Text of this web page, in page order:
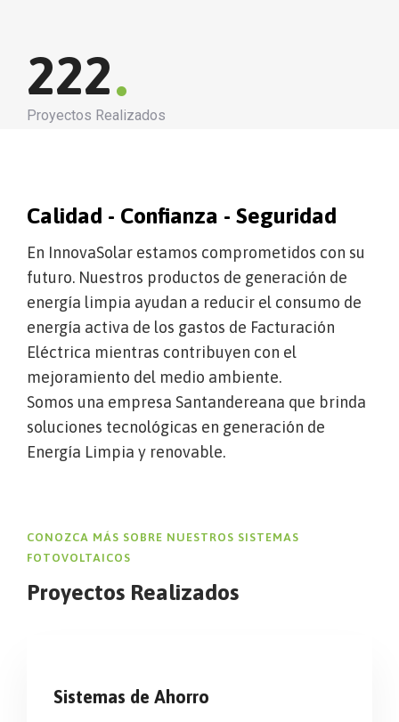
222
.
Proyectos Realizados
Calidad - Confianza - Seguridad
En InnovaSolar estamos comprometidos con su
futuro. Nuestros productos de generación de
energía limpia ayudan a reducir el consumo de
energía activa de los gastos de Facturación
Eléctrica mientras contribuyen con el
mejoramiento del medio ambiente.
Somos una empresa Santandereana que brinda
soluciones tecnológicas en generación de
Energía Limpia y renovable.
CONOZCA MÁS SOBRE NUESTROS SISTEMAS
FOTOVOLTAICOS
Proyectos Realizados
Sistemas de Ahorro